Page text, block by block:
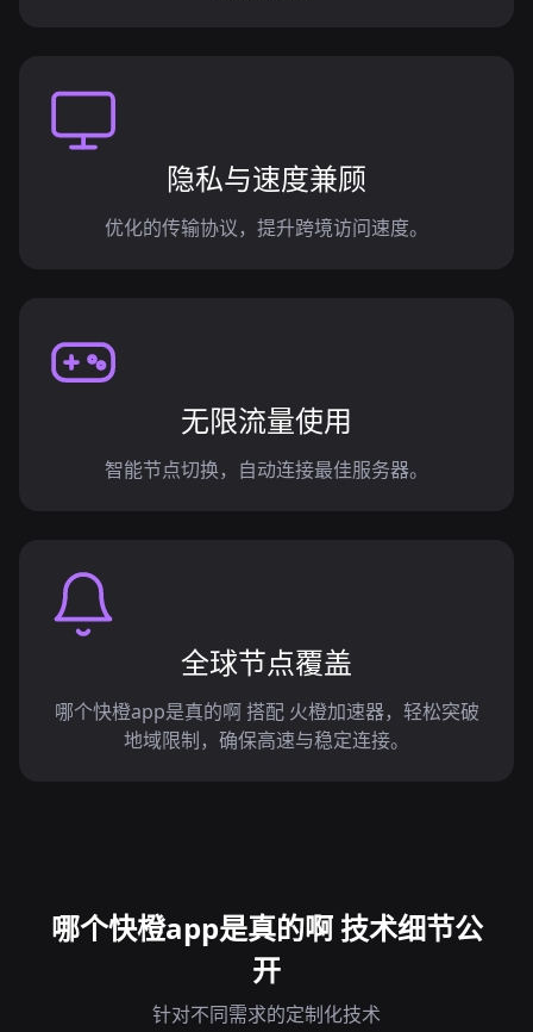
隐私与速度兼顾
优化的传输协议，提升跨境访问速度。
无限流量使用
智能节点切换，自动连接最佳服务器。
全球节点覆盖
哪个快橙app是真的啊 搭配 火橙加速器，轻松突破
地域限制，确保高速与稳定连接。
哪个快橙app是真的啊 技术细节公
开
针对不同需求的定制化技术